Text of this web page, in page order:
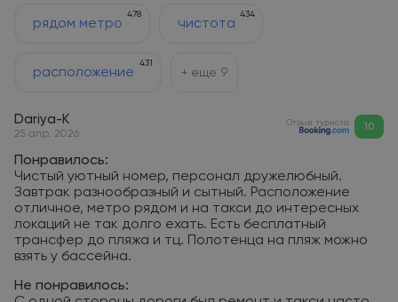
рядом метро
478
чистота
434
расположение
431
+ еще 9
Dariya-K
25 апр. 2026
Отзыв туриста 10
Понравилось:
Чистый уютный номер, персонал дружелюбный.
Завтрак разнообразный и сытный. Расположение
отличное, метро рядом и на такси до интересных
локаций не так долго ехать. Есть бесплатный
трансфер до пляжа и тц. Полотенца на пляж можно
взять у бассейна.
Не понравилось: